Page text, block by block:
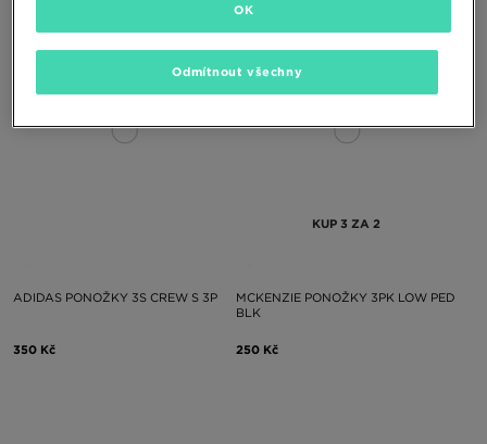
ADIDAS PONOŽKY 3S CREW S 3P
350 Kč
KUP 3 ZA 2
MCKENZIE PONOŽKY 3PK LOW PED
BLK
250 Kč
Odmítnout všechny
OK